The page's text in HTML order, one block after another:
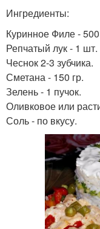
Ингредиенты:
Куринное Филе - 500
Репчатый лук - 1 шт.
Чеснок 2-3 зубчика.
Сметана - 150 гр.
Зелень - 1 пучок.
Оливковое или
Соль - по вкусу.